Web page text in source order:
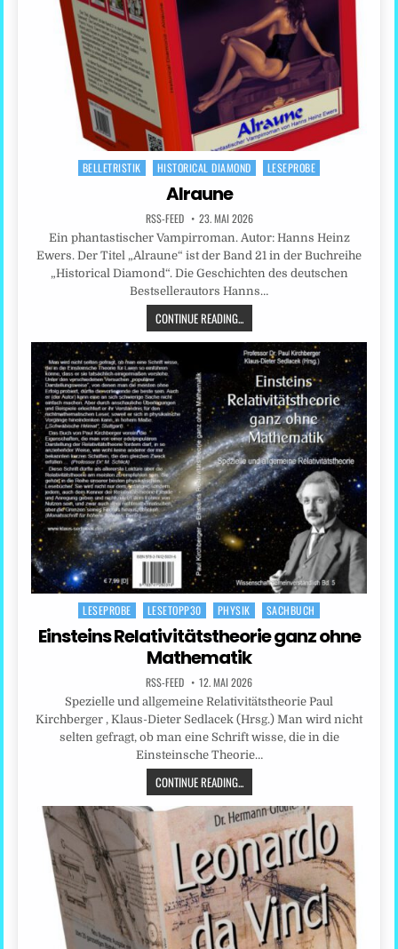
Posted
BELLETRISTIK HISTORICAL DIAMOND LESEPROBE
Alraune
RSS-FEED 23. MAI 2026
Ein phantastischer Vampirroman. Autor: Hanns Heinz
Ewers. Der Titel „Alraune“ ist der Band 21 in der Buchreihe
„Historical Diamond“. Die Geschichten des deutschen
Bestsellerautors Hanns…
CONTINUE READING...
Posted
in
LESEPROBE LESETOPP30 PHYSIK SACHBUCH
Einsteins Relativitätstheorie ganz ohne
Mathematik
RSS-FEED 12. MAI 2026
Spezielle und allgemeine Relativitätstheorie Paul
Kirchberger , Klaus-Dieter Sedlacek (Hrsg.) Man wird nicht
selten gefragt, ob man eine Schrift wisse, die in die
Einsteinsche Theorie…
CONTINUE READING...